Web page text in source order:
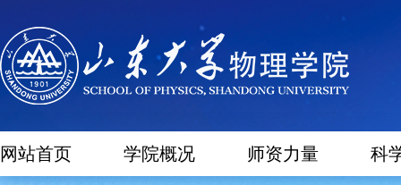
网站首页 学院概况 师资力量 科